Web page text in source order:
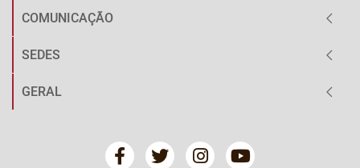
COMUNICAÇÃO
SEDES
GERAL